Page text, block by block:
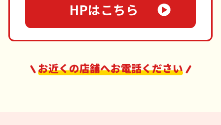
HPはこちら
お近くの店舗へお電話ください